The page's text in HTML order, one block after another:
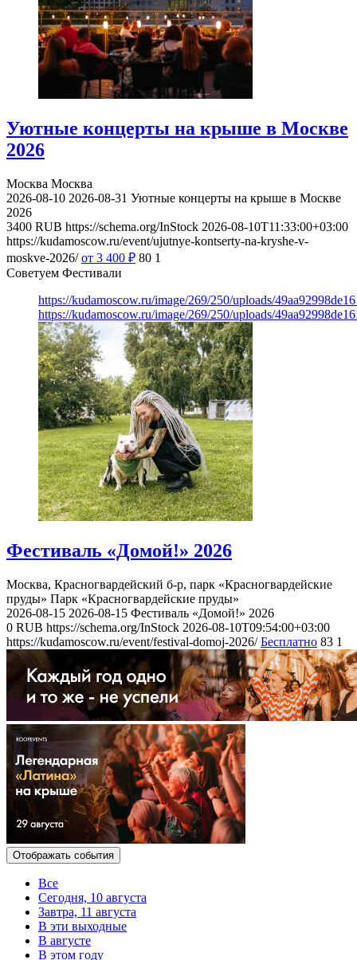
Уютные концерты на крыше в Москве
2026
Москва Москва
2026-08-10 2026-08-31 Уютные концерты на крыше в Москве
2026
3400 RUB https://schema.org/InStock 2026-08-10T11:33:00+03:00
https://kudamoscow.ru/event/ujutnye-kontserty-na-kryshe-v-
moskve-2026/ от 3 400 ₽ 80 1
Советуем Фестивали
https://kudamoscow.ru/image/269/250/uploads/
https://kudamoscow.ru/image/269/250/uploads/
Фестиваль «Домой!» 2026
Москва, Красногвардейский б-р, парк «Красногвардейские
пруды» Парк «Красногвардейские пруды»
2026-08-15 2026-08-15 Фестиваль «Домой!» 2026
0 RUB https://schema.org/InStock 2026-08-10T09:54:00+03:00
https://kudamoscow.ru/event/festival-domoj-2026/ Бесплатно 83 1
Отображать события
Все
Сегодня, 10 августа
Завтра, 11 августа
В эти выходные
В августе
В этом году